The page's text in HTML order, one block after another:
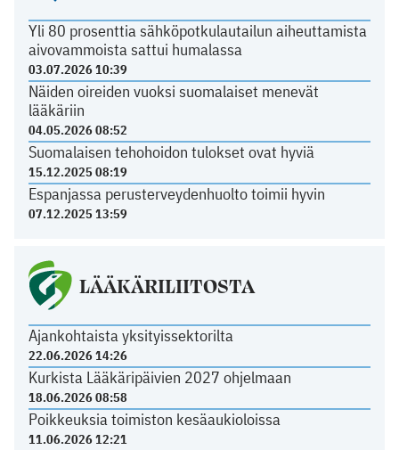
Yli 80 prosenttia sähköpotkulautailun aiheuttamista
aivovammoista sattui humalassa
03.07.2026 10:39
Näiden oireiden vuoksi suomalaiset menevät
lääkäriin
04.05.2026 08:52
Suomalaisen tehohoidon tulokset ovat hyviä
15.12.2025 08:19
Espanjassa perusterveydenhuolto toimii hyvin
07.12.2025 13:59
LÄÄKÄRILIITOSTA
Ajankohtaista yksityissektorilta
22.06.2026 14:26
Kurkista Lääkäripäivien 2027 ohjelmaan
18.06.2026 08:58
Poikkeuksia toimiston kesäaukioloissa
11.06.2026 12:21